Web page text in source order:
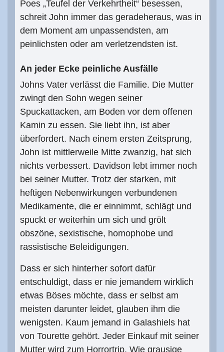
Poes „Teufel der Verkehrtheit“ besessen,
schreit John immer das geradeheraus, was in
dem Moment am unpassendsten, am
peinlichsten oder am verletzendsten ist.
An jeder Ecke peinliche Ausfälle
Johns Vater verlässt die Familie. Die Mutter
zwingt den Sohn wegen seiner
Spuckattacken, am Boden vor dem offenen
Kamin zu essen. Sie liebt ihn, ist aber
überfordert. Nach einem ersten Zeitsprung,
John ist mittlerweile Mitte zwanzig, hat sich
nichts verbessert. Davidson lebt immer noch
bei seiner Mutter. Trotz der starken, mit
heftigen Nebenwirkungen verbundenen
Medikamente, die er einnimmt, schlägt und
spuckt er weiterhin um sich und grölt
obszöne, sexistische, homophobe und
rassistische Beleidigungen.
Dass er sich hinterher sofort dafür
entschuldigt, dass er nie jemandem wirklich
etwas Böses möchte, dass er selbst am
meisten darunter leidet, glauben ihm die
wenigsten. Kaum jemand in Galashiels hat
von Tourette gehört. Jeder Einkauf mit seiner
Mutter wird zum Horrortrip. Wie grausige